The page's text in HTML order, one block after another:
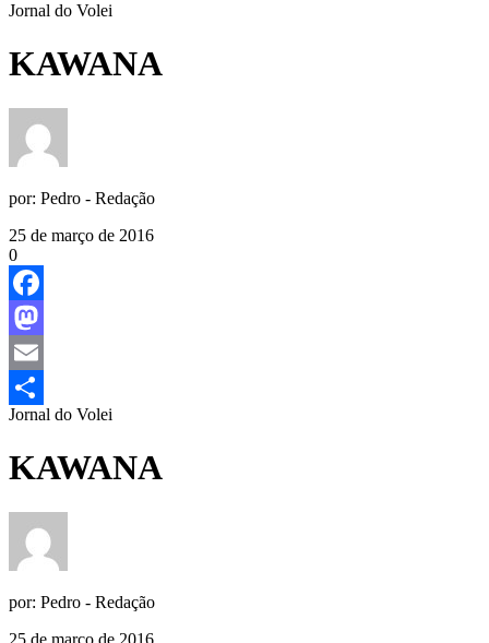
Jornal do Volei
KAWANA
por: Pedro - Redação
25 de março de 2016
0
Facebook
Mastodon
Email
Share
Jornal do Volei
KAWANA
por: Pedro - Redação
25 de março de 2016